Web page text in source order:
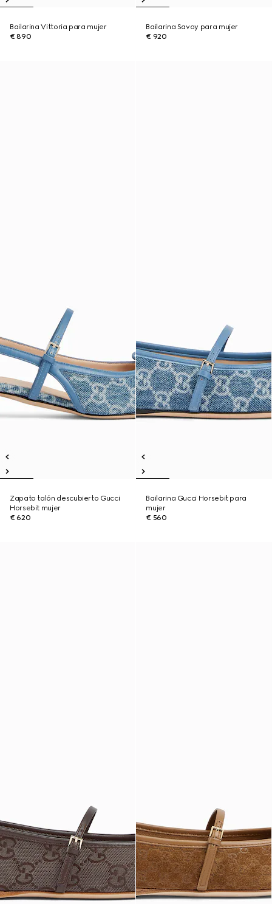
Bailarina Vittoria para mujer
€ 890
Bailarina Savoy para mujer
€ 920
Zapato talón descubierto Gucci
Horsebit mujer
€ 620
Bailarina Gucci Horsebit para
mujer
€ 560